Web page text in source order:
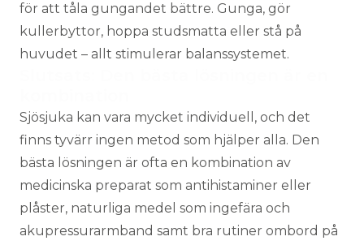
för att tåla gungandet bättre. Gunga, gör
kullerbyttor, hoppa studsmatta eller stå på
huvudet – allt stimulerar balanssystemet.
Sjösjuka kan vara mycket individuell, och det
finns tyvärr ingen metod som hjälper alla. Den
bästa lösningen är ofta en kombination av
medicinska preparat som antihistaminer eller
plåster, naturliga medel som ingefära och
akupressurarmband samt bra rutiner ombord på